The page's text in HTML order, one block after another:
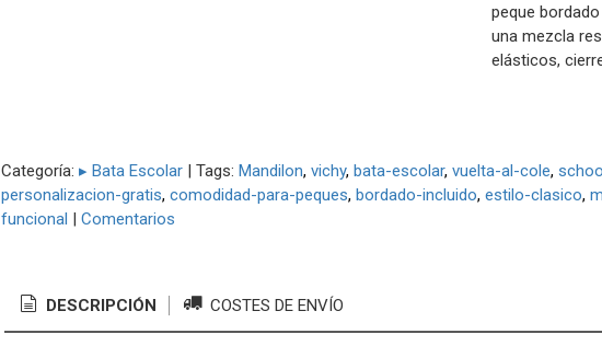
peque
una mezcla
elásticos,
Categoría: ▸ Bata Escolar | Tags: Mandilon vichy bata-escolar vuelta-al-cole
personalizacion-gratis comodidad-para-peques bordado-incluido estilo-clasico
funcional | Comentarios
DESCRIPCIÓN COSTES DE ENVÍO